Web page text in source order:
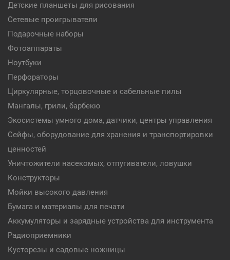
Детские планшеты для рисования
Сетевые проигрыватели
Подарочные наборы
Фотоаппараты
Ноутбуки
Перфораторы
Циркулярные, торцовочные и сабельные пилы
Мангалы, грили, барбекю
Экосистемы умного дома, датчики, центры управления
Сейфы, оборудование для хранения и транспортировки
ценностей
Уничтожители насекомых, отпугиватели, ловушки
Конструкторы
Мойки высокого давления
Бумага и материалы для печати
Аккумуляторы и зарядные устройства для инструмента
Радиоприемники
Кусторезы и садовые ножницы